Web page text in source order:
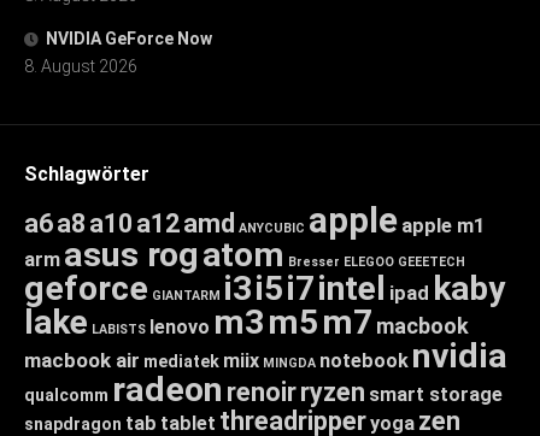
NVIDIA GeForce Now
8. August 2026
Schlagwörter
a6a8 a10 a12amd ANYCUBIC apple apple m1
arm asus rogatom Bresser ELEGOO GEEETECH
geforce GIANTARM i3i5i7intel ipad kaby
lake LABISTS lenovo m3m5m7 macbook
macbook air mediatek miix MINGDA notebook nvidia
qualcomm radeon renoirryzen smart storage
snapdragon tab tablet threadripperyoga zen